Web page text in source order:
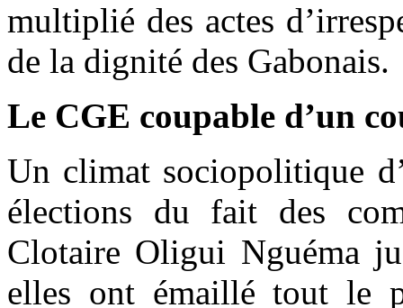
multiplié des actes
de la dignité des Gabonais.
Le CGE coupable d’un
Un climat sociopolitique
élections du fait des
Clotaire Oligui Nguéma
elles ont émaillé tout le